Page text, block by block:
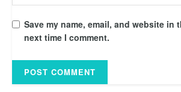
Save my name, email, and website in
next time I comment.